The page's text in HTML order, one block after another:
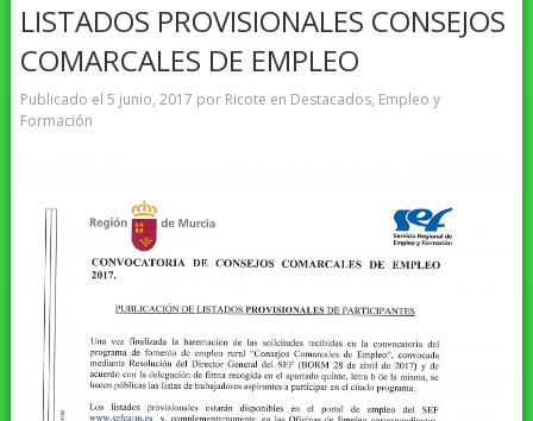
LISTADOS PROVISIONALES CONSEJOS
COMARCALES DE EMPLEO
Publicado el 5 junio, 2017 por Ricote en Destacados, Empleo y
Formación